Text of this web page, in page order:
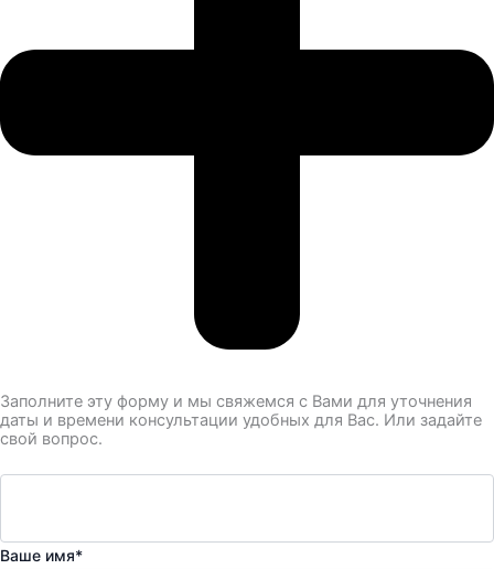
Заполните эту форму и мы свяжемся с Вами для уточнения
даты и времени консультации удобных для Вас. Или задайте
свой вопрос.
Ваше имя*